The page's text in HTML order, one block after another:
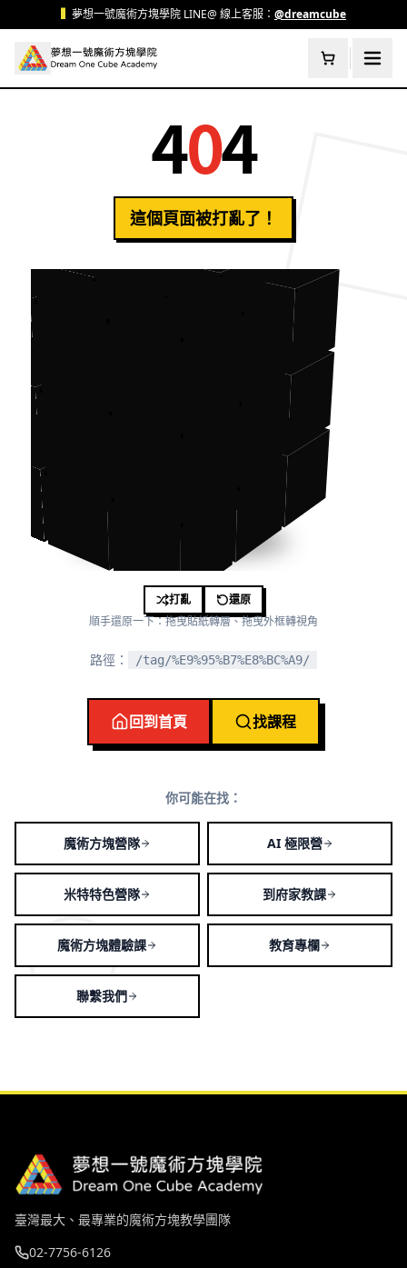
跳至主要內容夢想一號魔術方塊學院 LINE@ 線上客服： @dreamcube
404
這個頁面被打亂了！
打亂
還原
順手還原一下：拖曳貼紙轉層、拖曳外框轉視角
路徑： /tag/%E9%95%B7%E8%BC%A9/
回到首頁 找課程
你可能在找：
魔術方塊營隊 AI 極限營
米特特色營隊 到府家教課
魔術方塊體驗課 教育專欄
聯繫我們
臺灣最大、最專業的魔術方塊教學團隊
02-7756-6126